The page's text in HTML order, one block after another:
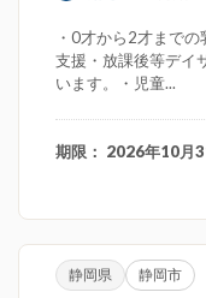
・0才から2才まで
支援・放課後等デイ
います。・児童...
期限： 2026年10月
静岡県 静岡市